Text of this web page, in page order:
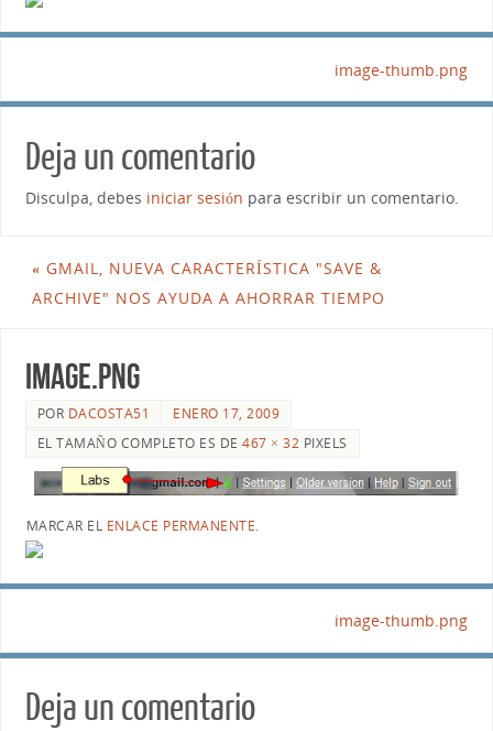
image-thumb.png
Deja un comentario
Disculpa, debes iniciar sesión para escribir un comentario.
« GMAIL, NUEVA CARACTERÍSTICA "SAVE &
ARCHIVE" NOS AYUDA A AHORRAR TIEMPO
image.png
POR DACOSTA51
ENERO 17, 2009
EL TAMAÑO COMPLETO ES DE467 × 32 PIXELS
MARCAR EL ENLACE PERMANENTE.
image-thumb.png
Deja un comentario